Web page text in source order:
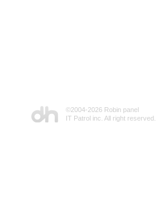
©2004-2026 Robin panel
IT Patrol inc. All right reserved.